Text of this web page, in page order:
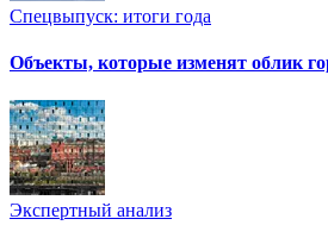
Спецвыпуск: итоги года
Объекты, которые изменят облик
Экспертный анализ